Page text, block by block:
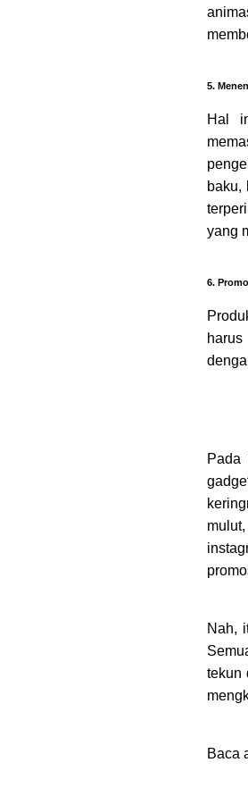
5.
Hal
baku,
yang
6.
Pada
Nah,
tekun
Baca